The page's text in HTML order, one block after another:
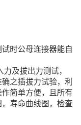
时公母连接器能自
及拔出力测试，
之插拔力试验，利
简单方便，且所有
寿命曲线图，检查